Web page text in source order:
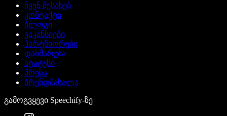
ჩვენ შესახებ
კონტაქტი
ბლოგი
ვაკანსიები
პარტნიორები
დახმარება
სტატუსი
პრესა
ბრენდმასალა
გამოგვყევი Speechify-ზე